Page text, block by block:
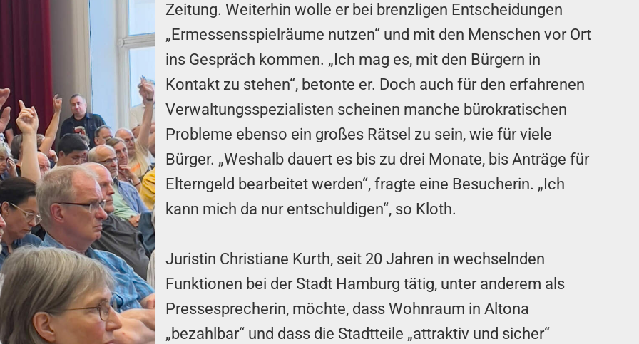
Zeitung. Weiterhin wolle er bei brenzligen Entscheidungen
„Ermessensspielräume nutzen“ und mit den Menschen vor Ort
ins Gespräch kommen. „Ich mag es, mit den Bürgern in
Kontakt zu stehen“, betonte er. Doch auch für den erfahrenen
Verwaltungsspezialisten scheinen manche bürokratischen
Probleme ebenso ein großes Rätsel zu sein, wie für viele
Bürger. „Weshalb dauert es bis zu drei Monate, bis Anträge für
Elterngeld bearbeitet werden“, fragte eine Besucherin. „Ich
kann mich da nur entschuldigen“, so Kloth.
Juristin Christiane Kurth, seit 20 Jahren in wechselnden
Funktionen bei der Stadt Hamburg tätig, unter anderem als
Pressesprecherin, möchte, dass Wohnraum in Altona
„bezahlbar“ und dass die Stadtteile „attraktiv und sicher“